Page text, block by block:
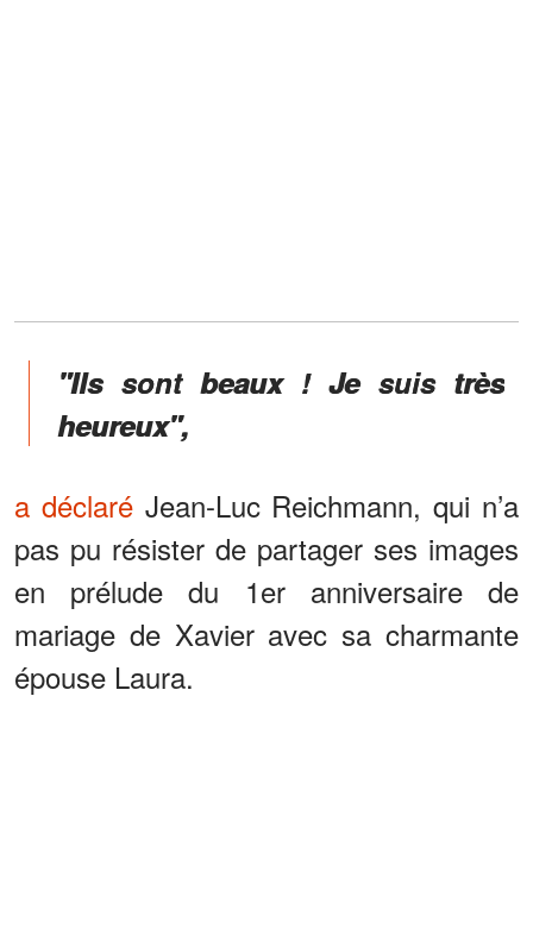
"Ils sont beaux ! Je suis très
heureux",
a déclaréJean-Luc Reichmann, qui n’a
pas pu résister de partager ses images
en prélude du 1er anniversaire de
mariage de Xavier avec sa charmante
épouse Laura.